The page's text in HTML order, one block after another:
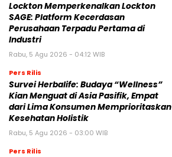
Lockton Memperkenalkan Lockton
SAGE: Platform Kecerdasan
Perusahaan Terpadu Pertama di
Industri
Rabu, 5 Agu 2026 - 04:12 WIB
Pers Rilis
Survei Herbalife: Budaya “Wellness”
Kian Menguat di Asia Pasifik, Empat
dari Lima Konsumen Memprioritaskan
Kesehatan Holistik
Rabu, 5 Agu 2026 - 03:00 WIB
Pers Rilis